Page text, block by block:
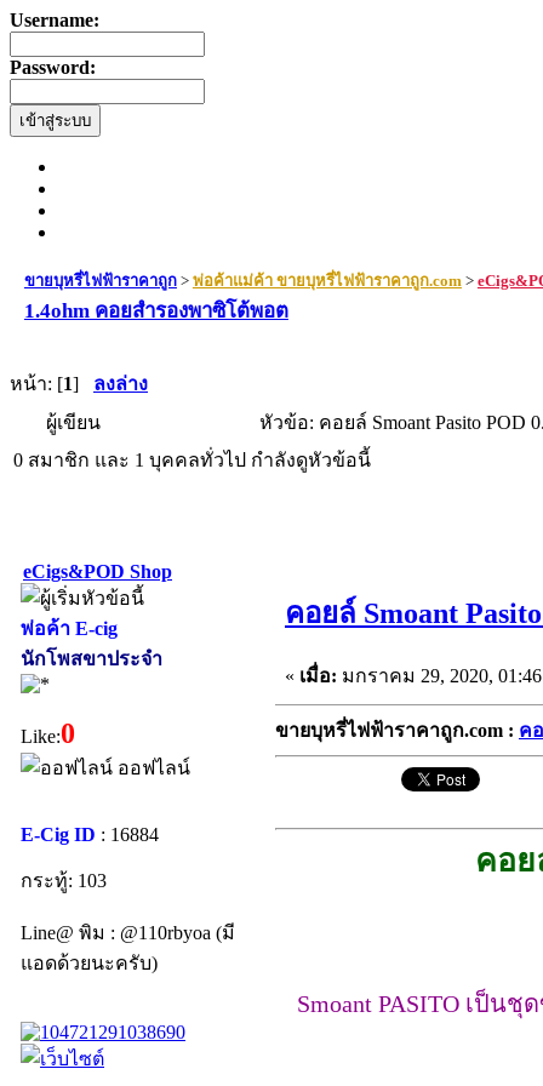
Username:
Password:
ขายบุหรี่ไฟฟ้าราคาถูก> พ่อค้าแม่ค้า ขายบุหรี่ไฟฟ้าราคาถูก.com>
1.4ohm คอยสำรองพาซิโต้พอต
หน้า: [1] ลงล่าง
ผู้เขียน
หัวข้อ: คอยล์ Smoant Pasito
0 สมาชิก และ 1 บุคคลทั่วไป กำลังดูหัวข้อนี้
eCigs&POD Shop
พ่อค้า E-cig
นักโพสขาประจำ
Like:0
ออฟไลน์
E-Cig ID : 16884
กระทู้: 103
Line@ พิม : @110rbyoa (มี
แอดด้วยนะครับ)
คอยล์ Smoant
« เมื่อ: มกราคม 29, 2020,
ขายบุหรี่ไฟฟ้าราคาถูก.com : ค
คอย
Smoant PASITO เป็น